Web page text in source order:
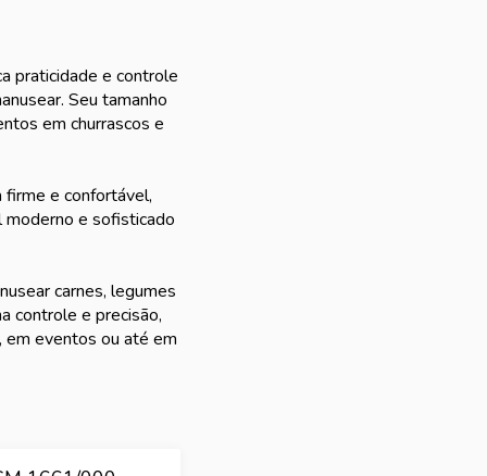
praticidade e controle
Seu tamanho
em churrascos e
firme e confortável,
moderno e sofisticado
carnes, legumes
controle e precisão,
em eventos ou até em